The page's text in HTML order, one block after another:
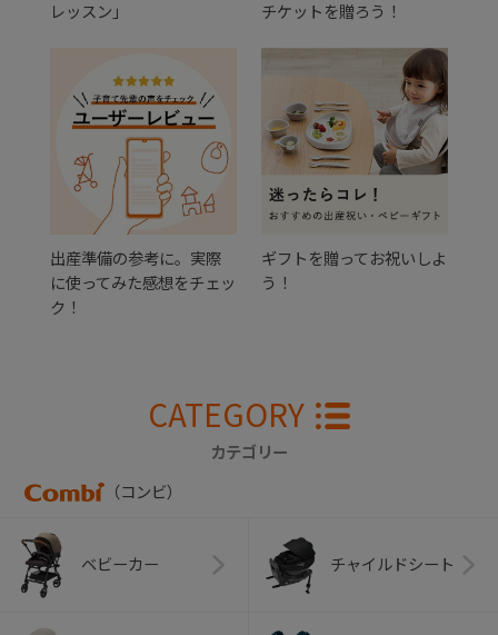
レッスン」
チケットを贈ろう！
出産準備の参考に。実際
に使ってみた感想をチェッ
ク！
ギフトを贈ってお祝いしよ
う！
CATEGORY
カテゴリー
（コンビ）
ベビーカー チャイルドシート